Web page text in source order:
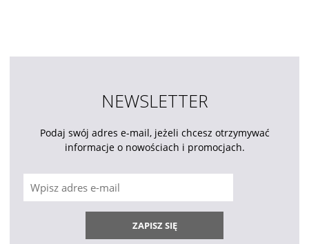
NEWSLETTER
Podaj swój adres e-mail, jeżeli chcesz otrzymywać
informacje o nowościach i promocjach.
ZAPISZ SIĘ